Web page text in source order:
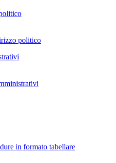
politico
in formato tabellare